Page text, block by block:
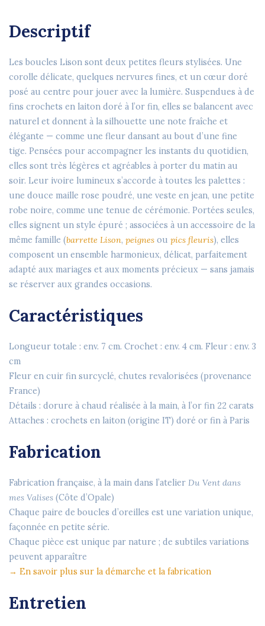
Descriptif
Les boucles Lison sont deux petites fleurs stylisées. Une
corolle délicate, quelques nervures fines, et un cœur doré
posé au centre pour jouer avec la lumière. Suspendues à de
fins crochets en laiton doré à l’or fin, elles se balancent avec
naturel et donnent à la silhouette une note fraîche et
élégante — comme une fleur dansant au bout d’une fine
tige. Pensées pour accompagner les instants du quotidien,
elles sont très légères et agréables à porter du matin au
soir. Leur ivoire lumineux s’accorde à toutes les palettes :
une douce maille rose poudré, une veste en jean, une petite
robe noire, comme une tenue de cérémonie. Portées seules,
elles signent un style épuré ; associées à un accessoire de la
même famille (barrette Lison, peignes ou pics fleuris), elles
composent un ensemble harmonieux, délicat, parfaitement
adapté aux mariages et aux moments précieux — sans jamais
se réserver aux grandes occasions.
Caractéristiques
Longueur totale : env. 7 cm. Crochet : env. 4 cm. Fleur : env. 3
cm
Fleur en cuir fin surcyclé, chutes revalorisées (provenance
France)
Détails : dorure à chaud réalisée à la main, à l’or fin 22 carats
Attaches : crochets en laiton (origine IT) doré or fin à Paris
Fabrication
Fabrication française, à la main dans l’atelier Du Vent dans
mes Valises (Côte d’Opale)
Chaque paire de boucles d’oreilles est une variation unique,
façonnée en petite série.
Chaque pièce est unique par nature ; de subtiles variations
peuvent apparaître
→ En savoir plus sur la démarche et la fabrication
Entretien